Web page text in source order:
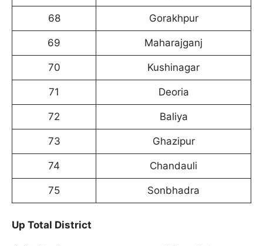
68 Gorakhpur
69 Maharajganj
70 Kushinagar
71 Deoria
72 Baliya
73 Ghazipur
74 Chandauli
75 Sonbhadra
Up Total District